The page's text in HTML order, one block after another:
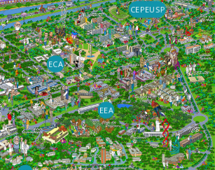
ECA
CEPEUSP
EEA